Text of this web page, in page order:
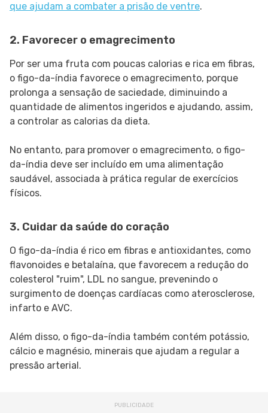
que ajudam a combater a prisão de ventre.
2. Favorecer o emagrecimento
Por ser uma fruta com poucas calorias e rica em fibras,
o figo-da-índia favorece o emagrecimento, porque
prolonga a sensação de saciedade, diminuindo a
quantidade de alimentos ingeridos e ajudando, assim,
a controlar as calorias da dieta.
No entanto, para promover o emagrecimento, o figo-
da-índia deve ser incluído em uma alimentação
saudável, associada à prática regular de exercícios
físicos.
3. Cuidar da saúde do coração
O figo-da-índia é rico em fibras e antioxidantes, como
flavonoides e betalaína, que favorecem a redução do
colesterol "ruim", LDL no sangue, prevenindo o
surgimento de doenças cardíacas como aterosclerose,
infarto e AVC.
Além disso, o figo-da-índia também contém potássio,
cálcio e magnésio, minerais que ajudam a regular a
pressão arterial.